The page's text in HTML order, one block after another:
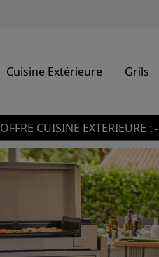
Cuisine Extérieure Grils
OFFRE CUISINE EXTERIEURE :